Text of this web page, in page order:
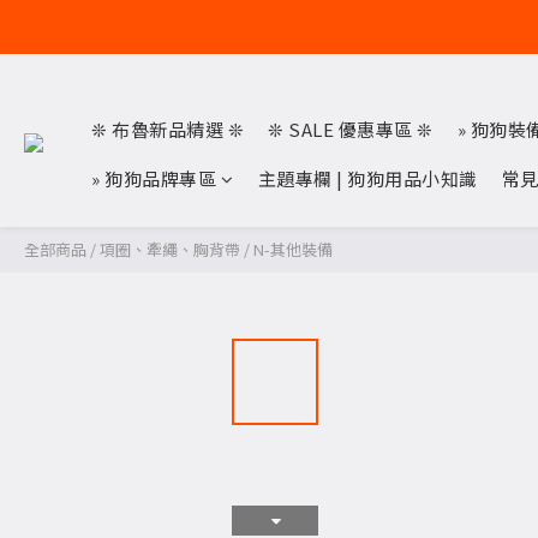
❊ 布魯新品精選 ❊ ❊ SALE 優惠專區 ❊
» 狗狗裝
» 狗狗品牌專區
主題專欄 | 狗狗用品小知識 常
全部商品 /項圈、牽繩、胸背帶 / N-其他裝備